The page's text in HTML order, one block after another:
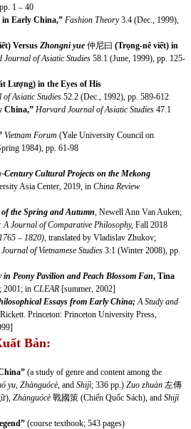
1 – 40
in Early China,” Fashion Theory3.4 (Dec., 1999),
Versus Zhongni yue 仲尼曰 (Trọng-nê viết) in
Journal of Asiatic Studies 58.1 (June, 1999), pp. 125-
Lượng) in the Eyes of His
Asiatic Studies 52.2 (Dec., 1992), pp. 589-612
China,” Harvard Journal of Asiatic Studies 47.1
Vietnam Forum (Yale University Council on
1984), pp. 61-98
Century Cultural Projects on the Mekong
Asia Center, 2019, in China Review
the Spring and Autumn, Newell Ann Van Auken;
A Journal of Comparative Philosophy, Fall 2018
– 1820), translated by Vladislav Zhukov;
Journal of Vietnamese Studies 3:1 (Winter 2008), pp.
Peony Pavilion and Peach Blossom Fan, Tina
2001; in CLEAR [summer, 2002]
Essays from Early China; A Study and
Princeton: Princeton University Press,
Bản:
(a study of genre and content among the
yu, Zhànguócè, and Shijì; 336 pp.) Zuo zhuàn 左傳
Zhànguócè 戰國策 (Chiến Quốc Sách), and Shijì
(course textbook; 543 pages)